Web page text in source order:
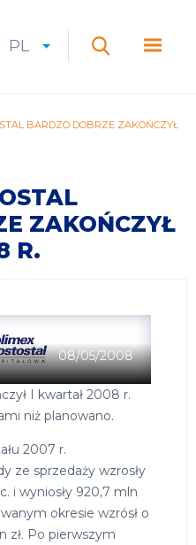
CURRENT
PL
ROZWIŃ
LANGUAGESZUKAJ
BARDZO DOBRZE ZAKOŃCZYŁ
ZAKOŃCZYŁ
R.
08/05/2008
I kwartał 2008 r.
niż planowano.
2007 r.
ze sprzedaży wzrosły
i wyniosły 920,7 mln
okresie wzrósł o
zł. Po pierwszym